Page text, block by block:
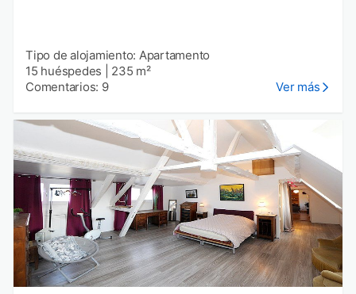
Tipo de alojamiento: Apartamento
15 huéspedes
235 m²
Comentarios: 9
Ver más